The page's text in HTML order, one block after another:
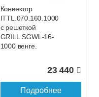
Подробнее о доставке
Конвектор
ITTL.070.160.1000
с решеткой
GRILL.SGWL-16-
1000 венге.
23 440
Подробнее